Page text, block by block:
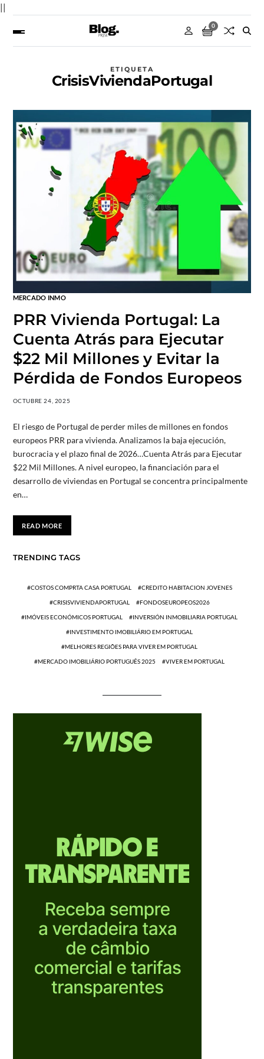
||
0
ETIQUETA
CrisisViviendaPortugal
MERCADO INMO
PRR Vivienda Portugal: La
Cuenta Atrás para Ejecutar
$22 Mil Millones y Evitar la
Pérdida de Fondos Europeos
OCTUBRE 24, 2025
El riesgo de Portugal de perder miles de millones en fondos
europeos PRR para vivienda. Analizamos la baja ejecución,
burocracia y el plazo final de 2026…Cuenta Atrás para Ejecutar
$22 Mil Millones. A nivel europeo, la financiación para el
desarrollo de viviendas en Portugal se concentra principalmente
en…
READ MORE
TRENDING TAGS
COSTOS COMPRTA CASA PORTUGAL CREDITO HABITACION JOVENES
CRISISVIVIENDAPORTUGAL FONDOSEUROPEOS2026
IMÓVEIS ECONÓMICOS PORTUGAL INVERSIÓN INMOBILIARIA PORTUGAL
INVESTIMENTO IMOBILIÁRIO EM PORTUGAL
MELHORES REGIÕES PARA VIVER EM PORTUGAL
MERCADO IMOBILIÁRIO PORTUGUÊS 2025 VIVER EM PORTUGAL